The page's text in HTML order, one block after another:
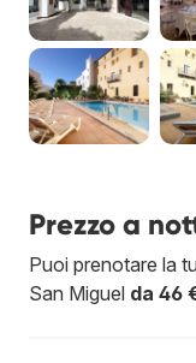
Prezzo a
Puoi prenotare la
San Miguel da 46